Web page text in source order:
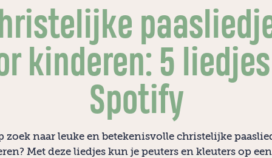
kinderen: 5
Spotify
zoek naar leuke en betekenisvolle christelijke
Met deze liedjes kun je peuters en kleuters op een